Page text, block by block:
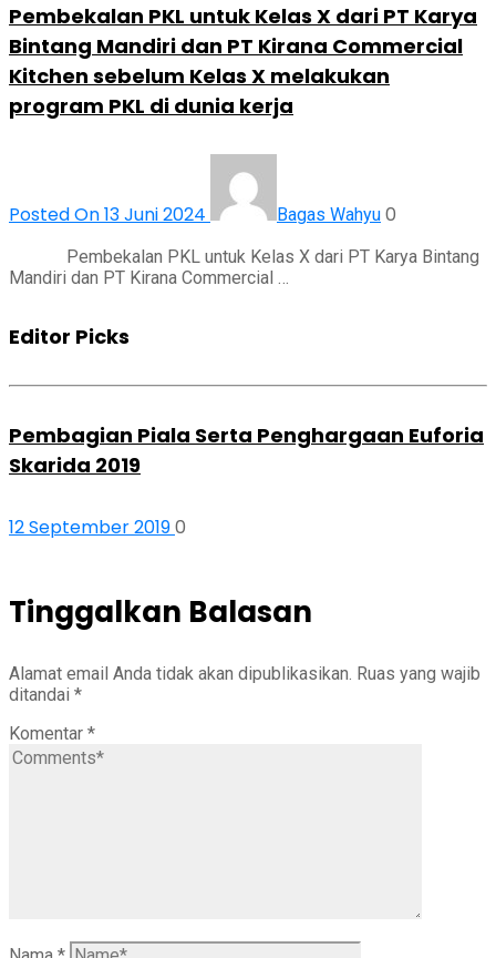
Pembekalan PKL untuk Kelas X dari PT Karya
Bintang Mandiri dan PT Kirana Commercial
Kitchen sebelum Kelas X melakukan
program PKL di dunia kerja
Posted On 13 Juni 2024 Bagas Wahyu 0
Pembekalan PKL untuk Kelas X dari PT Karya Bintang
Mandiri dan PT Kirana Commercial …
Editor Picks
Pembagian Piala Serta Penghargaan Euforia
Skarida 2019
12 September 20190
Tinggalkan Balasan
Alamat email Anda tidak akan dipublikasikan. Ruas yang wajib
ditandai *
Komentar *